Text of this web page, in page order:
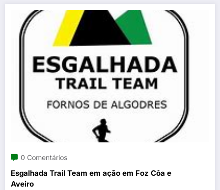
0 Comentários
Esgalhada Trail Team em ação em Foz Côa e
Aveiro